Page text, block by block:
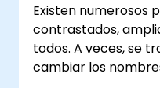
Existen numerosos
contrastados,
todos. A veces, se
cambiar los